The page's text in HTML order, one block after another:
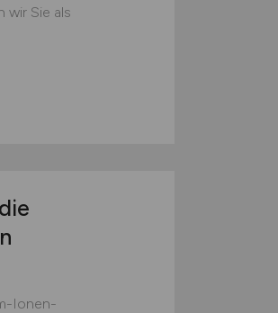
wir Sie als
Ionen-